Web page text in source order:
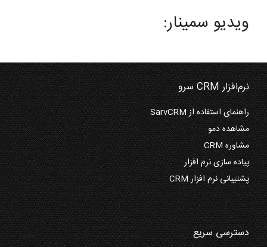
ویدیو سمینار:
نرم‌افزار CRM سرو
راهنمای استفاده از SarvCRM
مشاهده دمو
مشاوره CRM
پیاده سازی نرم افزار
پشتیبانی نرم افزار CRM
دسترسی سریع